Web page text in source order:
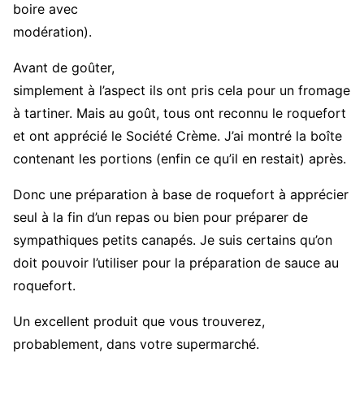
boire avec
modération).
Avant de goûter,
simplement à l’aspect ils ont pris cela pour un fromage
à tartiner. Mais au goût, tous ont reconnu le roquefort
et ont apprécié le Société Crème. J’ai montré la boîte
contenant les portions (enfin ce qu’il en restait) après.
Donc une préparation à base de roquefort à apprécier
seul à la fin d’un repas ou bien pour préparer de
sympathiques petits canapés. Je suis certains qu’on
doit pouvoir l’utiliser pour la préparation de sauce au
roquefort.
Un excellent produit que vous trouverez,
probablement, dans votre supermarché.